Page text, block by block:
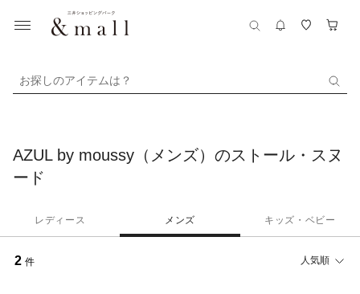
お探しのアイテムは？
AZUL by moussy（メンズ）のストール・スヌ
ード
レディース メンズ キッズ・ベビー
2 件 人気順